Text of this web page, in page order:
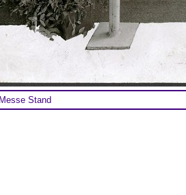
Stand